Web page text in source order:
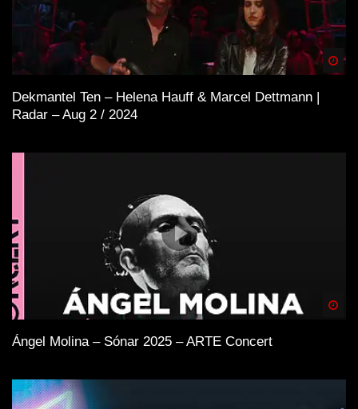
Dekmantel Ten – Helena Hauff & Marcel Dettmann |
Radar – Aug 2 / 2024
Ángel Molina – Sónar 2025 – ARTE Concert